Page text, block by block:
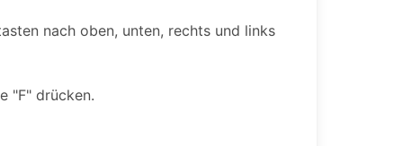
nach oben, unten, rechts und links
"F" drücken.